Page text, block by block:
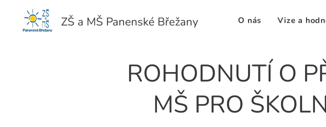
ZŠ a MŠ Panenské Břežany O nás Vize a
ROHODNUTÍ O
MŠ PRO